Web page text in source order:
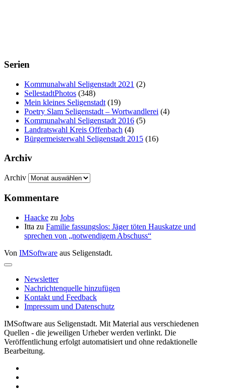
Serien
Kommunalwahl Seligenstadt 2021 (2)
SellestadtPhotos (348)
Mein kleines Seligenstadt (19)
Poetry Slam Seligenstadt – Wortwandlerei (4)
Kommunalwahl Seligenstadt 2016 (5)
Landratswahl Kreis Offenbach (4)
Bürgermeisterwahl Seligenstadt 2015 (16)
Archiv
Archiv
Kommentare
Haacke zu Jobs
Itta zu Familie fassungslos: Jäger töten Hauskatze und
sprechen von „notwendigem Abschuss“
Von IMSoftware aus Seligenstadt.
Newsletter
Nachrichtenquelle hinzufügen
Kontakt und Feedback
Impressum und Datenschutz
IMSoftware aus Seligenstadt. Mit Material aus verschiedenen
Quellen - die jeweiligen Urheber werden verlinkt. Die
Veröffentlichung erfolgt automatisiert und ohne redaktionelle
Bearbeitung.